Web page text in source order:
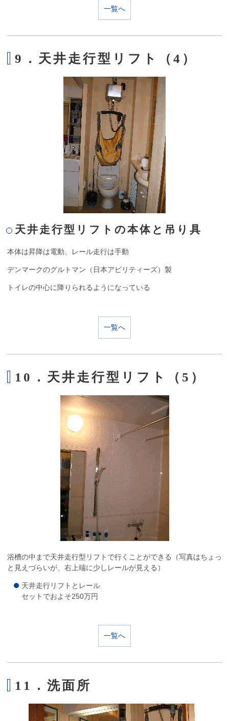
一覧へ
9．天井走行型リフト（4）
天井走行型リフトの本体と吊り具
本体は昇降は電動、レール走行は手動
デンマークのグルトマン（日本アビリティーズ）製
トイレの中心に降りられるようになっている
一覧へ
10．天井走行型リフト（5）
浴槽の中まで天井走行型リフトで行くことができる（写真はちょっ
と見えづらいが、右上端に少しレールが見える）
天井走行リフトとレール
セットでおよそ250万円
一覧へ
11．洗面所